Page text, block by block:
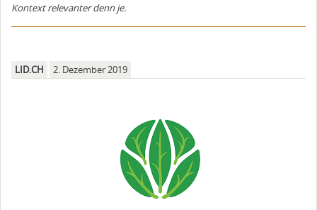
Kontext relevanter denn je.
LID.CH 2. Dezember 2019